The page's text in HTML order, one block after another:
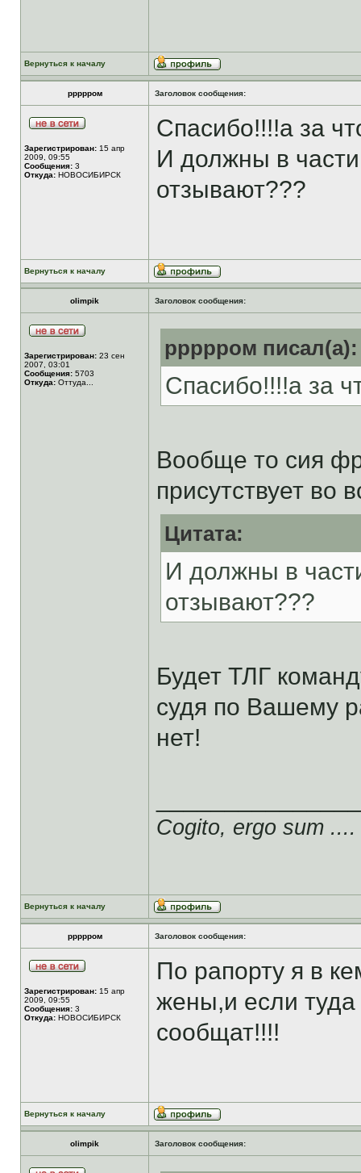
Вернуться к началу
ррррром Заголовок сообщения:
Зарегистрирован: 15 апр
2009, 09:55
Сообщения: 3
Откуда: НОВОСИБИРСК
Спасибо!!!!а за
И должны в
отзывают???
Вернуться к началу
olimpik Заголовок сообщения:
Зарегистрирован: 23 сен
2007, 03:01
Сообщения: 5703
Откуда: Оттуда...
ррррром писал(а):
Спасибо!!!!а за
Вообще то сия
присутствует во
Цитата:
И должны в
отзывают???
Будет ТЛГ
судя по Вашему
нет!
Cogito, ergo sum ....
Вернуться к началу
ррррром Заголовок сообщения:
Зарегистрирован: 15 апр
2009, 09:55
Сообщения: 3
Откуда: НОВОСИБИРСК
По рапорту я в
жены,и если туда
сообщат!!!!
Вернуться к началу
olimpik Заголовок сообщения: